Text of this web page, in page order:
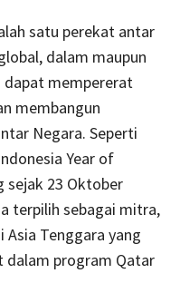
satu perekat antar
dalam maupun
dapat mempererat
membangun
Negara. Seperti
Year of
sejak 23 Oktober
terpilih sebagai mitra,
Tenggara yang
dalam program Qatar